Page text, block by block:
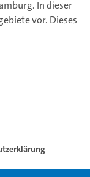
In dieser
vor. Dieses